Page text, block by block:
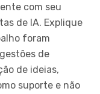
com seu
de IA. Explique
foram
de
de ideias,
suporte e não